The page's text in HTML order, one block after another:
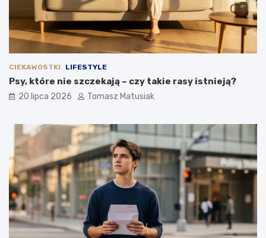
CIEKAWOSTKI LIFESTYLE
Psy, które nie szczekają – czy takie rasy istnieją?
20 lipca 2026 Tomasz Matusiak